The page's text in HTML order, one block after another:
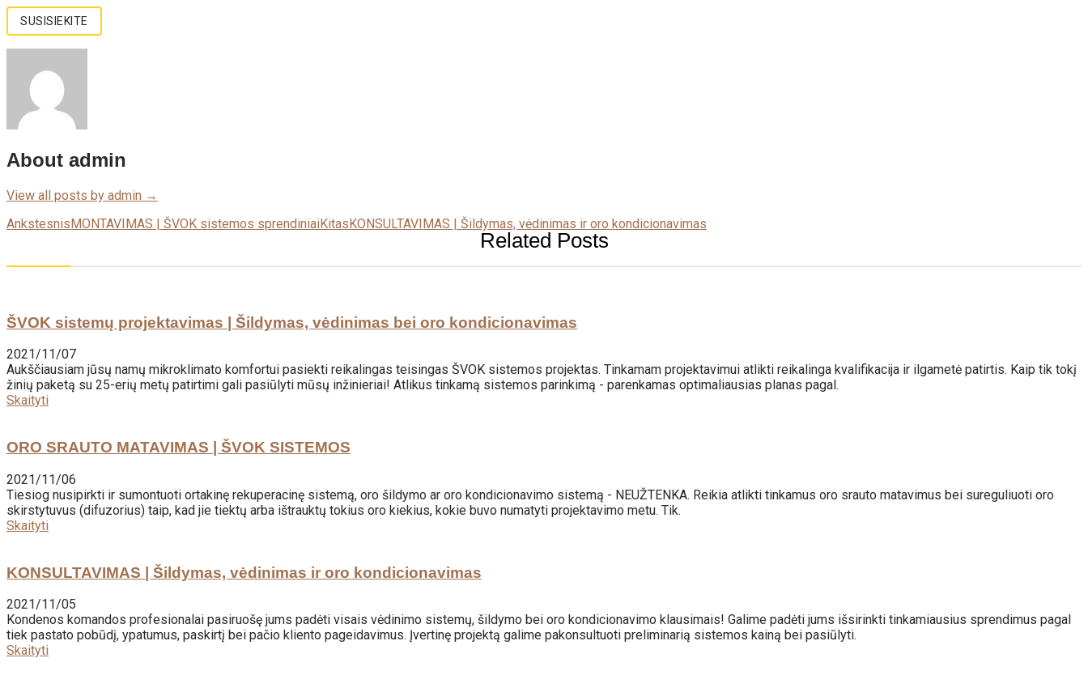
SUSISIEKITE
About admin
View all posts by admin →
Post
AnkstesnisMONTAVIMAS | ŠVOK sistemos sprendiniaiKitasKONSULTAVIMAS | Šildymas, vėdinimas ir oro kondicionavimas
Related Posts
ŠVOK sistemų projektavimas | Šildymas, vėdinimas bei oro kondicionavimas
2021/11/07
Aukščiausiam jūsų namų mikroklimato komfortui pasiekti reikalingas teisingas ŠVOK sistemos projektas. Tinkamam projektavimui atlikti reikalinga kvalifikacija ir ilgametė patirtis. Kaip tik tokį
žinių paketą su 25-erių metų patirtimi gali pasiūlyti mūsų inžinieriai! Atlikus tinkamą sistemos parinkimą - parenkamas optimaliausias planas pagal.
Skaityti
ORO SRAUTO MATAVIMAS | ŠVOK SISTEMOS
2021/11/06
Tiesiog nusipirkti ir sumontuoti ortakinę rekuperacinę sistemą, oro šildymo ar oro kondicionavimo sistemą - NEUŽTENKA. Reikia atlikti tinkamus oro srauto matavimus bei sureguliuoti oro
skirstytuvus (difuzorius) taip, kad jie tiektų arba ištrauktų tokius oro kiekius, kokie buvo numatyti projektavimo metu. Tik.
Skaityti
KONSULTAVIMAS | Šildymas, vėdinimas ir oro kondicionavimas
2021/11/05
Kondenos komandos profesionalai pasiruošę jums padėti visais vėdinimo sistemų, šildymo bei oro kondicionavimo klausimais! Galime padėti jums išsirinkti tinkamiausius sprendimus pagal
tiek pastato pobūdį, ypatumus, paskirtį bei pačio kliento pageidavimus. Įvertinę projektą galime pakonsultuoti preliminarią sistemos kainą bei pasiūlyti.
Skaityti